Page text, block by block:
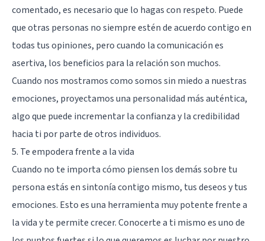
comentado, es necesario que lo hagas con respeto. Puede
que otras personas no siempre estén de acuerdo contigo en
todas tus opiniones, pero cuando la comunicación es
asertiva, los beneficios para la relación son muchos.
Cuando nos mostramos como somos sin miedo a nuestras
emociones, proyectamos una personalidad más auténtica,
algo que puede incrementar la confianza y la credibilidad
hacia ti por parte de otros individuos.
5. Te empodera frente a la vida
Cuando no te importa cómo piensen los demás sobre tu
persona estás en sintonía contigo mismo, tus deseos y tus
emociones. Esto es una herramienta muy potente frente a
la vida y te permite crecer. Conocerte a ti mismo es uno de